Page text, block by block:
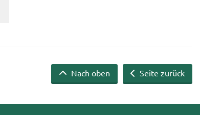
Seite zurück
Nach oben